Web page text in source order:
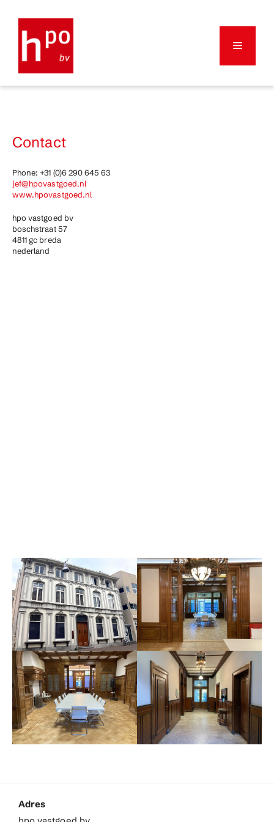
Menu
Contact
Phone: +31 (0)6 290 645 63
jef@hpovastgoed.nl
www.hpovastgoed.nl
hpo vastgoed bv
boschstraat 57
4811 gc breda
nederland
Adres